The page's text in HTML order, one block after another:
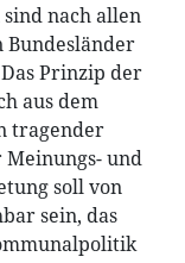
nach allen
Bundesländer
Prinzip der
aus dem
tragender
Meinungs- und
soll von
sein, das